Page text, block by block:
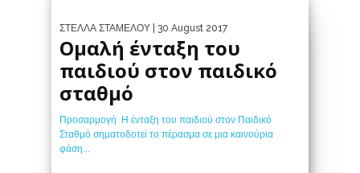
ΣΤΕΛΛΑ ΣΤΑΜΕΛΟΥ | 30 August 2017
Ομαλή ένταξη του
παιδιού στον παιδικό
σταθμό
Προσαρμογή Η ένταξη του παιδιού στον Παιδικό
Σταθμό σηματοδοτεί το πέρασμα σε μια καινούρια
φάση...